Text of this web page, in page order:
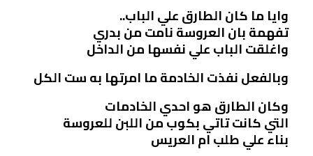
وايا ما كان الطارق علي الباب..
تفهمة بان العروسة نامت من بدري
واغلقت الباب علي نفسها من الداخل
وبالفعل نفذت الخادمة ما امرتها به ست الكل
وكان الطارق هو احدي الخادمات
التي كانت تاتي بكوب من اللبن للعروسة
بناء علي طلب ام العريس